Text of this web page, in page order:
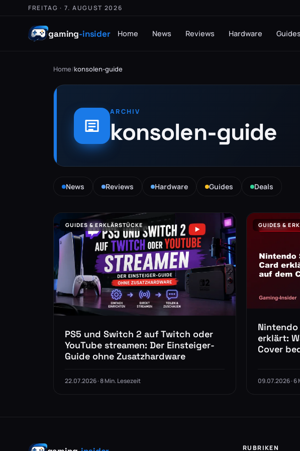
FREITAG · 7. AUGUST 2026
gaming-insider Home News Reviews Hardware Guides
Home/konsolen-guide
ARCHIV
konsolen-guide
News Reviews Hardware Guides Deals
GUIDES & ERKLÄRSTÜCKE
PS5 und Switch 2 auf Twitch oder
YouTube streamen: Der Einsteiger-
Guide ohne Zusatzhardware
22.07.2026 · 8 Min. Lesezeit
GUIDES &
Nintendo
erklärt:
Cover
09.07.2026 · 6
RUBRIKEN